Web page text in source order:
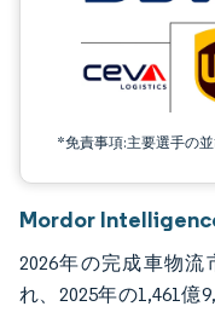
*免責事項:主要選手の
Mordor
2026年の完成車物流
れ、2025年の1,461億